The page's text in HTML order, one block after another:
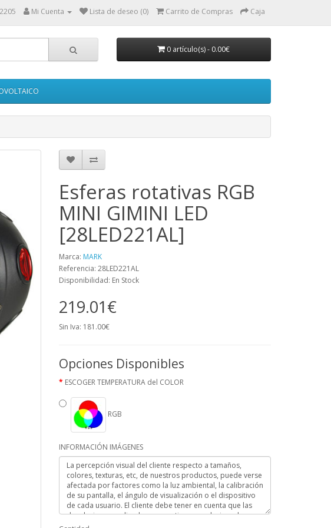
Mi Cuenta Lista de deseo (0) Carrito de Compras Caja
0 artículo(s) - 0.00€
Esferas rotativas RGB
MINI GIMINI LED
[28LED221AL]
Marca: MARK
Referencia: 28LED221AL
Disponibilidad: En Stock
219.01€
Sin Iva: 181.00€
Opciones Disponibles
ESCOGER TEMPERATURA del COLOR
RGB
INFORMACIÓN IMÁGENES